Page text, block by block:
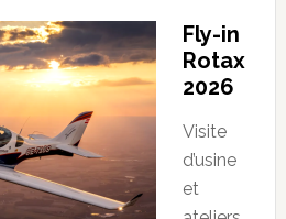
Fly-in
Rotax
2026
Visite
d’usine
et